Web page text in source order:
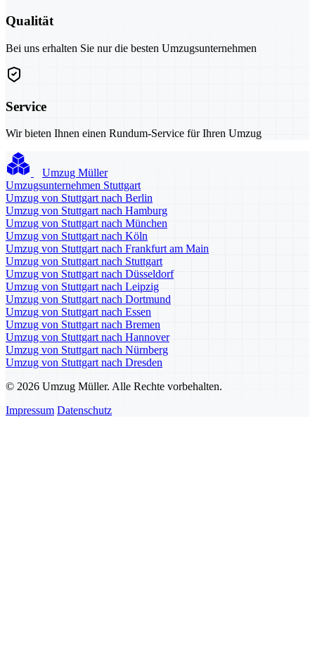
Qualität
Bei uns erhalten Sie nur die besten Umzugsunternehmen
Service
Wir bieten Ihnen einen Rundum-Service für Ihren Umzug
Umzug Müller
Umzugsunternehmen Stuttgart
Umzug von Stuttgart nach Berlin
Umzug von Stuttgart nach Hamburg
Umzug von Stuttgart nach München
Umzug von Stuttgart nach Köln
Umzug von Stuttgart nach Frankfurt am Main
Umzug von Stuttgart nach Stuttgart
Umzug von Stuttgart nach Düsseldorf
Umzug von Stuttgart nach Leipzig
Umzug von Stuttgart nach Dortmund
Umzug von Stuttgart nach Essen
Umzug von Stuttgart nach Bremen
Umzug von Stuttgart nach Hannover
Umzug von Stuttgart nach Nürnberg
Umzug von Stuttgart nach Dresden
© 2026 Umzug Müller. Alle Rechte vorbehalten.
Impressum Datenschutz